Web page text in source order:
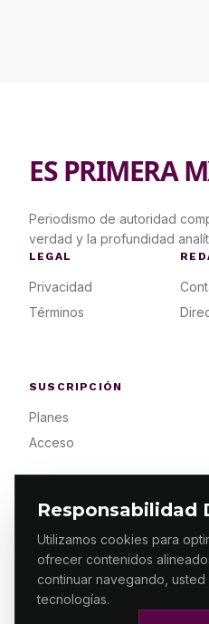
Responsabilidad
Utilizamos cookies para
ofrecer contenidos
continuar navegando,
tecnologías.
ES PRIMERA
Periodismo de autoridad
verdad y la profundidad
LEGAL
Privacidad
Términos
SUSCRIPCIÓN
Planes
Acceso
© 2026 ES PRIMERA MX.
RESERVADOS / DESIGN